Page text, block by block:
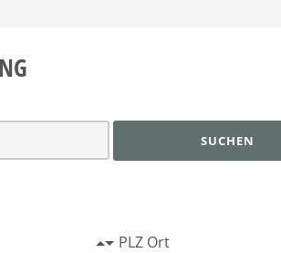
SUCHEN
PLZ Ort